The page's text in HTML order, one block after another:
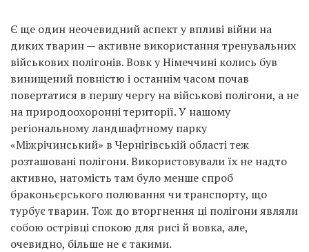
Є ще один неочевидний аспект у впливі війни на
диких тварин — активне використання тренувальних
військових полігонів. Вовк у Німеччині колись був
винищений повністю і останнім часом почав
повертатися в першу чергу на військові полігони, а не
на природоохоронні території. У нашому
регіональному ландшафтному парку
«Міжрічинський» в Чернігівській області теж
розташовані полігони. Використовували їх не надто
активно, натомість там було менше спроб
браконьєрського полювання чи транспорту, що
турбує тварин. Тож до вторгнення ці полігони являли
собою острівці спокою для рисі й вовка, але,
очевидно, більше не є такими.